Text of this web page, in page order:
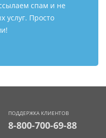
спам и не
услуг. Просто
ПОДДЕРЖКА КЛИЕНТОВ
8-800-700-69-88